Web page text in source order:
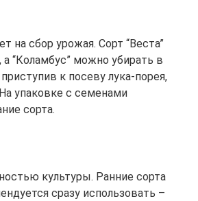
на сбор урожая. Сорт “Веста”
“Коламбус” можно убирать в
к посеву лука-порея,
упаковке с семенами
сорта.
культуры. Ранние сорта
сразу использовать –